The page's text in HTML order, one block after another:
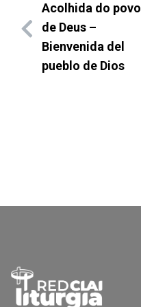
Acolhida do povo
de Deus –
Bienvenida del
pueblo de Dios